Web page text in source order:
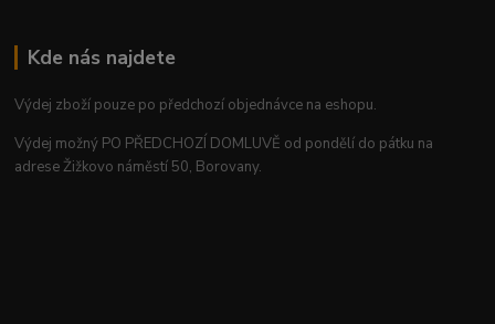
Kde nás najdete
Výdej zboží pouze po předchozí objednávce na eshopu.
Výdej možný PO PŘEDCHOZÍ DOMLUVĚ od pondělí do pátku na
adrese Žižkovo náměstí 50, Borovany.